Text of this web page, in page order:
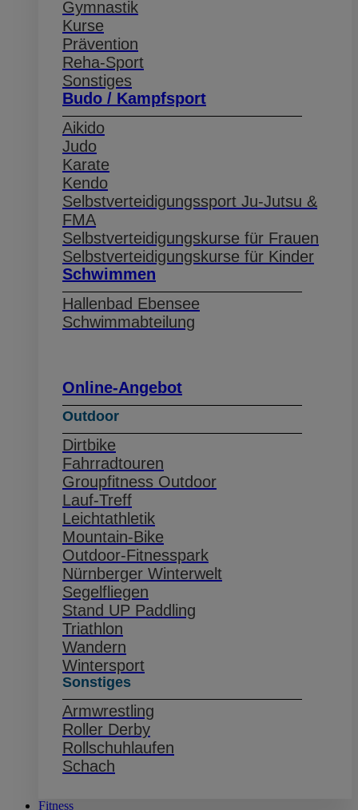
Gymnastik
Kurse
Prävention
Reha-Sport
Sonstiges
Budo / Kampfsport
Aikido
Judo
Karate
Kendo
Selbstverteidigungssport Ju-Jutsu &
FMA
Selbstverteidigungskurse für Frauen
Selbstverteidigungskurse für Kinder
Schwimmen
Hallenbad Ebensee
Schwimmabteilung
Online-Angebot
Outdoor
Dirtbike
Fahrradtouren
Groupfitness Outdoor
Lauf-Treff
Leichtathletik
Mountain-Bike
Outdoor-Fitnesspark
Nürnberger Winterwelt
Segelfliegen
Stand UP Paddling
Triathlon
Wandern
Wintersport
Sonstiges
Armwrestling
Roller Derby
Rollschuhlaufen
Schach
Fitness